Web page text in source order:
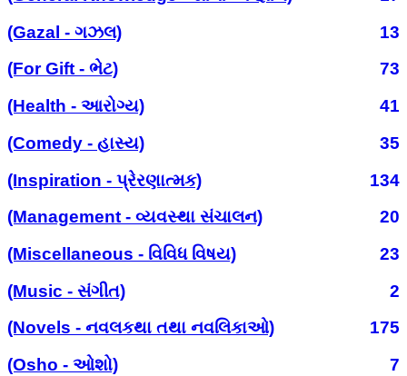
(Gazal - ગઝલ)
13
(For Gift - ભેટ)
73
(Health - આરોગ્ય)
41
(Comedy - હાસ્ય)
35
(Inspiration - પ્રેરણાત્મક)
134
(Management - વ્યવસ્થા સંચાલન)
20
(Miscellaneous - વિવિધ વિષય)
23
(Music - સંગીત)
2
(Novels - નવલકથા તથા નવલિકાઓ)
175
(Osho - ઓશો)
7